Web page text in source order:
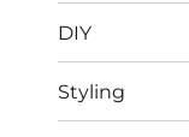
DIY
Styling